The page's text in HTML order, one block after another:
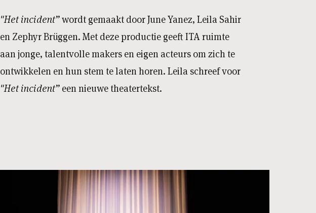
"Het incident”wordt gemaakt door June Yanez, Leila Sahir
en Zephyr Brüggen. Met deze productie geeft ITA ruimte
aan jonge, talentvolle makers en eigen acteurs om zich te
ontwikkelen en hun stem te laten horen. Leila schreef voor
"Het incident” een nieuwe theatertekst.